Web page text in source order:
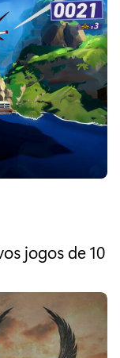
jogos de 10